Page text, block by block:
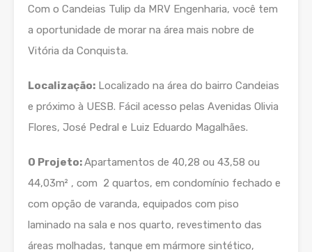
Com o Candeias Tulip da MRV Engenharia, você tem
a oportunidade de morar na área mais nobre de
Vitória da Conquista.
Localização: Localizado na área do bairro Candeias
e próximo à UESB. Fácil acesso pelas Avenidas Olivia
Flores, José Pedral e Luiz Eduardo Magalhães.
O Projeto:Apartamentos de 40,28 ou 43,58 ou
44,03m² , com 2 quartos, em condomínio fechado e
com opção de varanda, equipados com piso
laminado na sala e nos quarto, revestimento das
áreas molhadas, tanque em mármore sintético,